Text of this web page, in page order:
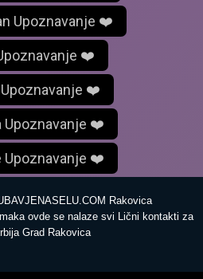
Upoznavanje ❤️
❤️
❤️
Upoznavanje ❤️
Upoznavanje ❤️
Rakovica
ovde se nalaze svi Lični kontakti za
Grad Rakovica